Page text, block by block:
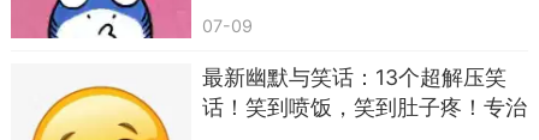
给朋友，让快乐像连锁反应般扩散。或许你不会立
为真实的快乐，总会吸引愿意停下脚步的人。愿这
些笑声像种子，种在每个人心里，发芽、开花、结
07-09
最新幽默与笑话：13个超解压笑
话！笑到喷饭，笑到肚子疼！专治